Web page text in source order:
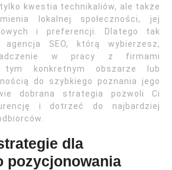
kwestia technikaliów, ale także
lokalnej społeczności, jej
i preferencji. Dlatego tak
SEO, którą wybierzesz,
w pracy z firmami
tym konkretnym obszarze lub
do szybkiego poznania jego
dobrana strategia pozwoli Ci
i dotrzeć do najbardziej
dla
pozycjonowania